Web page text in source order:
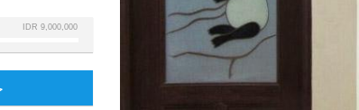
IDR 9,000,000